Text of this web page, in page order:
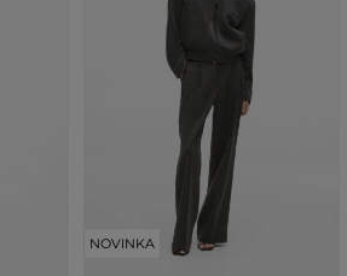
NOVINKA